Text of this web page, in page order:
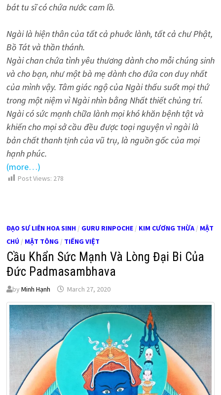
bát tu sĩ có chứa nước cam lồ.
Ngài là hiện thân của tất cả phuớc lành, tất cả chư Phật,
Bồ Tát và thần thánh.
Ngài chan chứa tình yêu thương dành cho mỗi chúng sinh
và cho bạn, như một bà mẹ dành cho đứa con duy nhất
của mình vậy. Tâm giác ngộ của Ngài thấu suốt mọi thứ
trong một niệm vì Ngài nhìn bằng Nhất thiết chủng trí.
Ngài có sức mạnh chữa lành mọi khó khăn bệnh tật và
khiến cho mọi sở cầu đều được toại nguyện vì ngài là
bản chất thanh tịnh của vũ trụ, là nguồn gốc của mọi
hạnh phúc.
(more…)
Post Views: 278
ĐẠO SƯ LIÊN HOA SINH/ GURU RINPOCHE/ KIM CƯƠNG THỪA/ MẬT
CHÚ/ MẬT TÔNG/ TIẾNG VIỆT
Cầu Khẩn Sức Mạnh Và Lòng Đại Bi Của
Đức Padmasambhava
by Minh Hạnh March 27, 2020